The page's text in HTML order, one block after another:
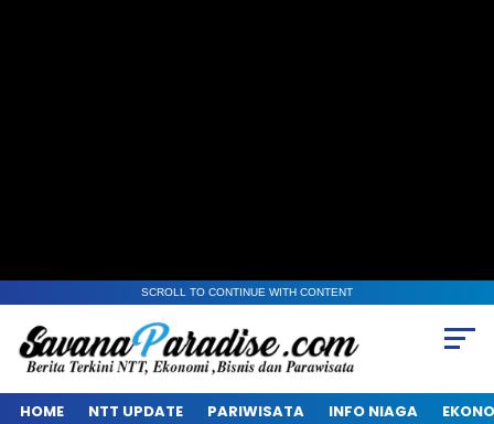
SCROLL TO CONTINUE WITH CONTENT
HOME NTT UPDATE PARIWISATA INFO NIAGA